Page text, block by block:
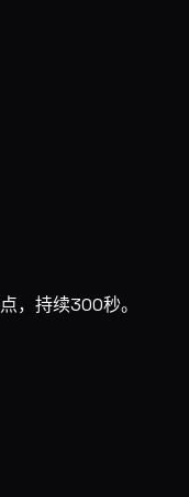
点，持续300秒。